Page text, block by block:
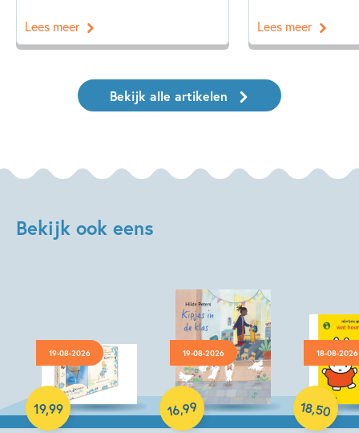
Lees meer Lees meer
Bekijk alle artikelen
Bekijk ook eens
19-08-2026
19,99
Hardcover
19-08-2026
16,99
Hardcover
18-08-2026
18,50
Hardcover